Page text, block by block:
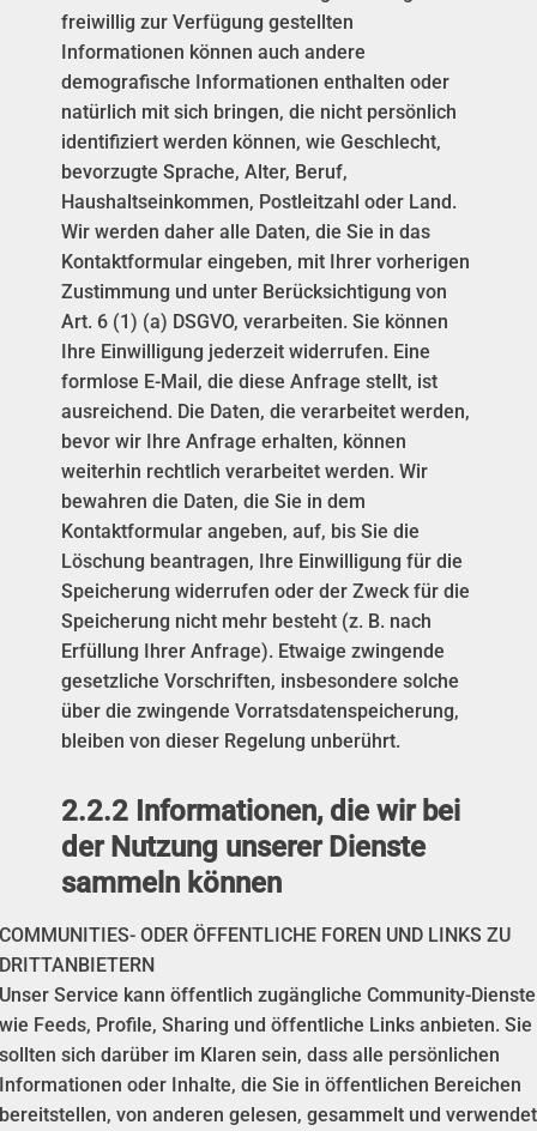
freiwillig zur Verfügung gestellten
Informationen können auch andere
demografische Informationen enthalten oder
natürlich mit sich bringen, die nicht persönlich
identifiziert werden können, wie Geschlecht,
bevorzugte Sprache, Alter, Beruf,
Haushaltseinkommen, Postleitzahl oder Land.
Wir werden daher alle Daten, die Sie in das
Kontaktformular eingeben, mit Ihrer vorherigen
Zustimmung und unter Berücksichtigung von
Art. 6 (1) (a) DSGVO, verarbeiten. Sie können
Ihre Einwilligung jederzeit widerrufen. Eine
formlose E-Mail, die diese Anfrage stellt, ist
ausreichend. Die Daten, die verarbeitet werden,
bevor wir Ihre Anfrage erhalten, können
weiterhin rechtlich verarbeitet werden. Wir
bewahren die Daten, die Sie in dem
Kontaktformular angeben, auf, bis Sie die
Löschung beantragen, Ihre Einwilligung für die
Speicherung widerrufen oder der Zweck für die
Speicherung nicht mehr besteht (z. B. nach
Erfüllung Ihrer Anfrage). Etwaige zwingende
gesetzliche Vorschriften, insbesondere solche
über die zwingende Vorratsdatenspeicherung,
bleiben von dieser Regelung unberührt.
2.2.2 Informationen, die wir bei
der Nutzung unserer Dienste
sammeln können
COMMUNITIES- ODER ÖFFENTLICHE FOREN UND LINKS ZU
DRITTANBIETERN
Unser Service kann öffentlich zugängliche Community-Dienste
wie Feeds, Profile, Sharing und öffentliche Links anbieten. Sie
sollten sich darüber im Klaren sein, dass alle persönlichen
Informationen oder Inhalte, die Sie in öffentlichen Bereichen
bereitstellen, von anderen gelesen, gesammelt und verwendet